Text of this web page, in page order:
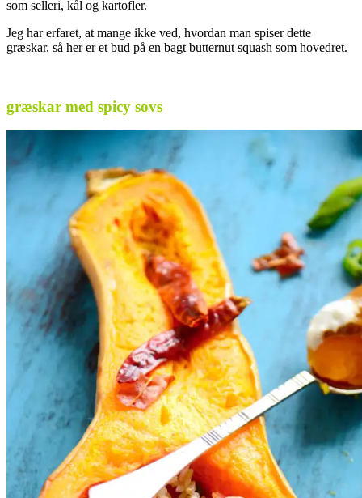
som selleri, kål og kartofler.
Jeg har erfaret, at mange ikke ved, hvordan man spiser dette
græskar, så her er et bud på en bagt butternut squash som hovedret.
græskar med spicy sovs